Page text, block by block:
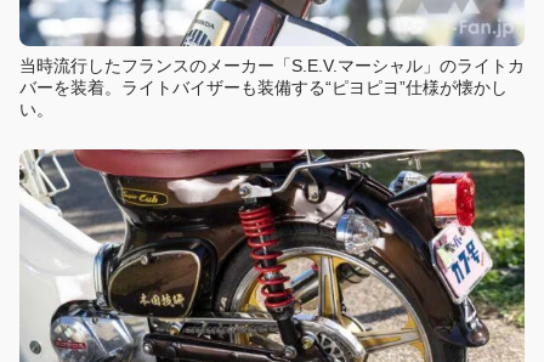
当時流行したフランスのメーカー「S.E.V.マーシャル」のライトカ
バーを装着。ライトバイザーも装備する“ピヨピヨ”仕様が懐かし
い。